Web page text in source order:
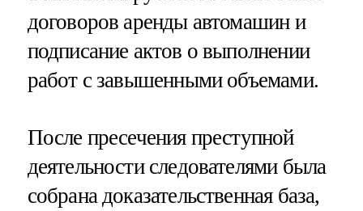
договоров аренды автомашин и
подписание актов о выполнении
работ с завышенными объемами.
После пресечения преступной
деятельности следователями была
собрана доказательственная база,